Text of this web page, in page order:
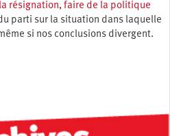
résignation, faire de la politique
parti sur la situation dans laquelle
si nos conclusions divergent.